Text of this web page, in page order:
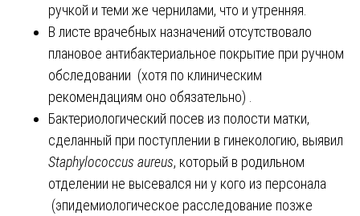
ручкой и теми же чернилами, что и утренняя.
В листе врачебных назначений отсутствовало
плановое антибактериальное покрытие при ручном
обследовании (хотя по клиническим
рекомендациям оно обязательно) .
Бактериологический посев из полости матки,
сделанный при поступлении в гинекологию, выявил
Staphylococcus aureus, который в родильном
отделении не высевался ни у кого из персонала
(эпидемиологическое расследование позже